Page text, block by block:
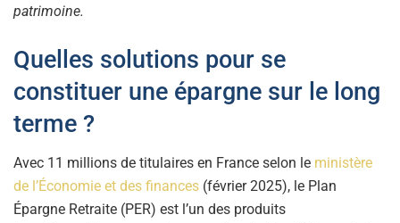
patrimoine.
Quelles solutions pour se
constituer une épargne sur le long
terme ?
Avec 11 millions de titulaires en France selon le ministère
de l’Économie et des finances (février 2025), le Plan
Épargne Retraite (PER) est l’un des produits